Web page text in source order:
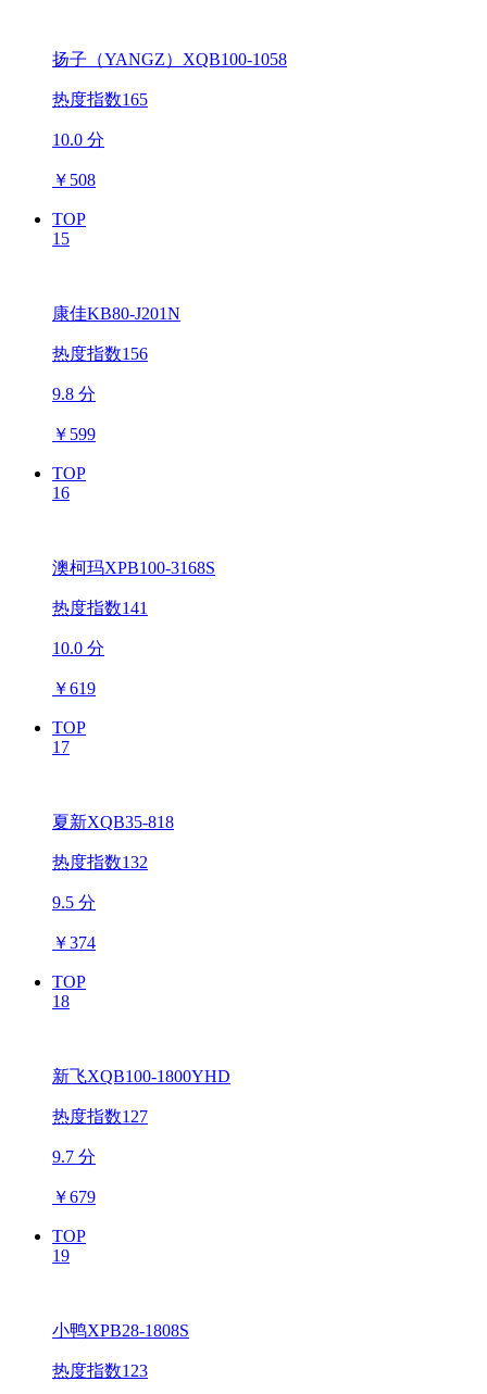
扬子（YANGZ）XQB100-1058
热度指数165
10.0 分
￥ 508
TOP
15
康佳KB80-J201N
热度指数156
9.8 分
￥ 599
TOP
16
澳柯玛XPB100-3168S
热度指数141
10.0 分
￥619
TOP
17
夏新XQB35-818
热度指数132
9.5 分
￥374
TOP
18
新飞XQB100-1800YHD
热度指数127
9.7 分
￥679
TOP
19
小鸭XPB28-1808S
热度指数123